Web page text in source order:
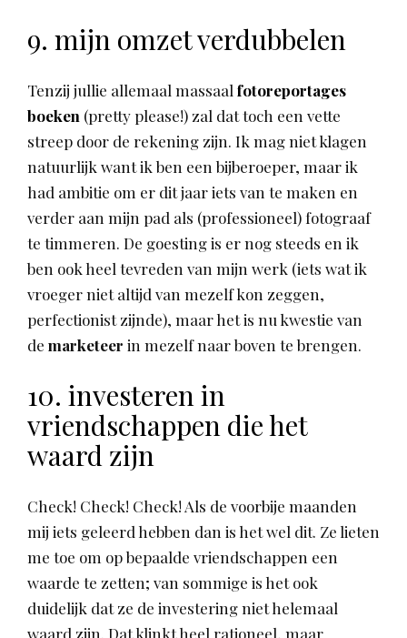
9. mijn omzet verdubbelen
Tenzij jullie allemaal massaal fotoreportages
boeken (pretty please!) zal dat toch een vette
streep door de rekening zijn. Ik mag niet klagen
natuurlijk want ik ben een bijberoeper, maar ik
had ambitie om er dit jaar iets van te maken en
verder aan mijn pad als (professioneel) fotograaf
te timmeren. De goesting is er nog steeds en ik
ben ook heel tevreden van mijn werk (iets wat ik
vroeger niet altijd van mezelf kon zeggen,
perfectionist zijnde), maar het is nu kwestie van
de marketeer in mezelf naar boven te brengen.
10. investeren in
vriendschappen die het
waard zijn
Check! Check! Check! Als de voorbije maanden
mij iets geleerd hebben dan is het wel dit. Ze lieten
me toe om op bepaalde vriendschappen een
waarde te zetten; van sommige is het ook
duidelijk dat ze de investering niet helemaal
waard zijn. Dat klinkt heel rationeel, maar